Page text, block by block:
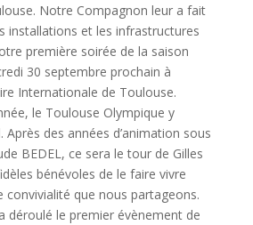
Notre Compagnon leur a fait
installations et les infrastructures
première soirée de la saison
30 septembre prochain à
Internationale de Toulouse.
le Toulouse Olympique y
Après des années d’animation sous
BEDEL, ce sera le tour de Gilles
bénévoles de le faire vivre
convivialité que nous partageons.
déroulé le premier évènement de